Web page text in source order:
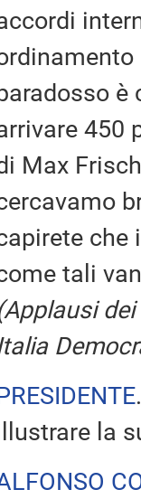
è
450
Max
che
tali
la